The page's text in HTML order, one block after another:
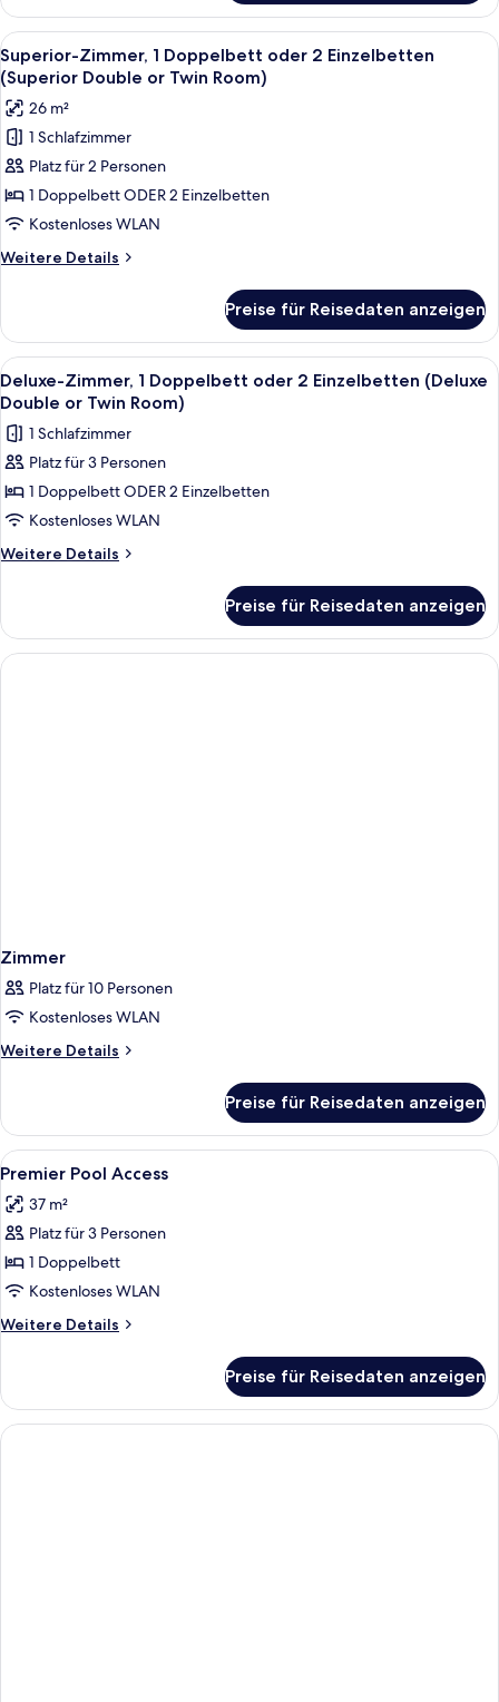
2 Schlafzimmer,
Poolblick
Alle
Fotos
für
Superior-
Zimmer,
1
Doppelbett
oder
2
Einzelbetten
Double
or
Twin
Room)
anzeigen
Ein Hotelzimmer mit zwei Betten,
5
Superior-Zimmer, 1 Doppelbett oder 2 Einzelbetten
(Superior Double or Twin Room)
26 m²
1 Schlafzimmer
Platz für 2 Personen
1 Doppelbett ODER 2 Einzelbetten
Kostenloses WLAN
Weitere Details
Weitere
Zimmer,
Doppelbett
oder
Einzelbetten
(Superior
or
Twin
Preise für Reisedaten anzeigen
Alle
Fotos
für
Deluxe-
Zimmer,
1
Doppelbett
oder
(Deluxe
Double
or
Ein Hotelzimmer mit einem Bett,
5
Deluxe-Zimmer, 1 Doppelbett oder 2 Einzelbetten (Deluxe
Double or Twin Room)
1 Schlafzimmer
Platz für 3 Personen
1 Doppelbett ODER 2 Einzelbetten
Kostenloses WLAN
Weitere Details
Weitere
Zimmer,
Doppelbett
Preise für Reisedaten anzeigen
Zimmer
Platz für 10 Personen
Kostenloses WLAN
Weitere Details
Weitere
Preise für Reisedaten anzeigen
Alle
Fotos
für
Premier
Pool
Access
anzeigen
Minibar, Zimmersafe, Schreibtisch,
4
Premier Pool Access
37 m²
Platz für 3 Personen
1 Doppelbett
Kostenloses WLAN
Weitere Details
Weitere
Pool
Access
Preise für Reisedaten anzeigen